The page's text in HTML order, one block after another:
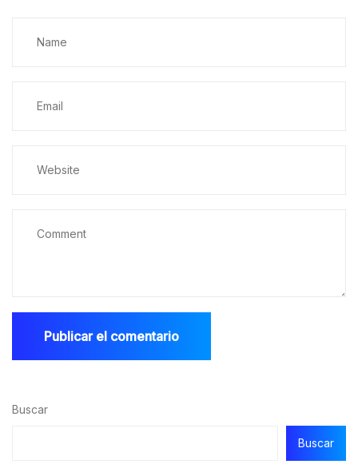
Buscar
Buscar